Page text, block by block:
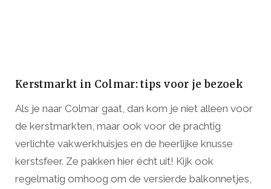
Kerstmarkt in Colmar: tips voor je bezoek
Als je naar Colmar gaat, dan kom je niet alleen voor
de kerstmarkten, maar ook voor de prachtig
verlichte vakwerkhuisjes en de heerlijke knusse
kerstsfeer. Ze pakken hier écht uit! Kijk ook
regelmatig omhoog om de versierde balkonnetjes,